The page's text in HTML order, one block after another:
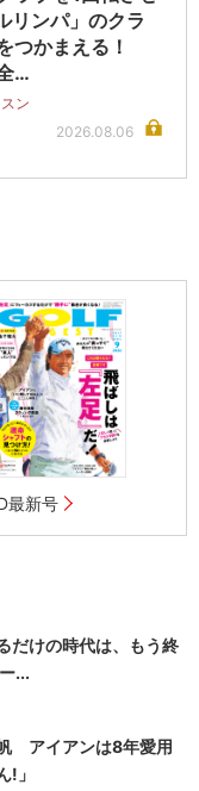
リンパ」のクラ
つかまえる！
…
ン
2026.08.06
最新号
だけの時代は、もう終
...
アイアンは8年愛用
!」